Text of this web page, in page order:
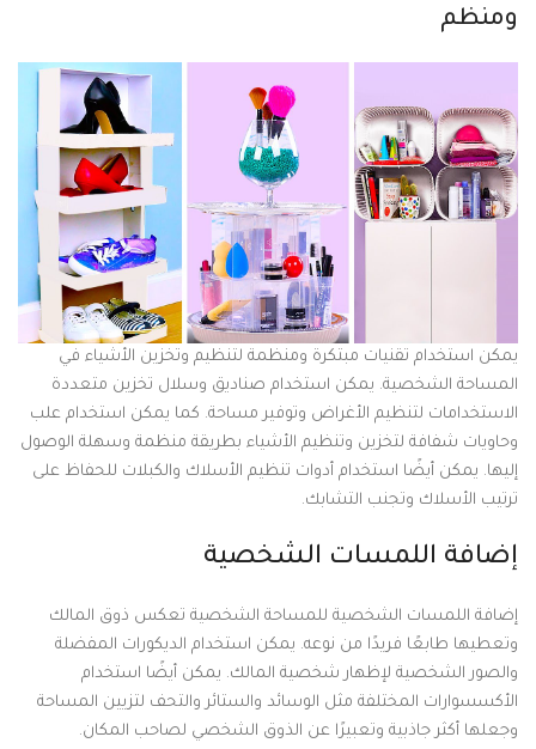
ومنظم
يمكن استخدام تقنيات مبتكرة ومنظمة لتنظيم وتخزين الأشياء في
المساحة الشخصية. يمكن استخدام صناديق وسلال تخزين متعددة
الاستخدامات لتنظيم الأغراض وتوفير مساحة. كما يمكن استخدام علب
وحاويات شفافة لتخزين وتنظيم الأشياء بطريقة منظمة وسهلة الوصول
إليها. يمكن أيضًا استخدام أدوات تنظيم الأسلاك والكبلات للحفاظ على
ترتيب الأسلاك وتجنب التشابك.
إضافة اللمسات الشخصية
إضافة اللمسات الشخصية للمساحة الشخصية تعكس ذوق المالك
وتعطيها طابعًا فريدًا من نوعه. يمكن استخدام الديكورات المفضلة
والصور الشخصية لإظهار شخصية المالك. يمكن أيضًا استخدام
الأكسسوارات المختلفة مثل الوسائد والستائر والتحف لتزيين المساحة
وجعلها أكثر جاذبية وتعبيرًا عن الذوق الشخصي لصاحب المكان.